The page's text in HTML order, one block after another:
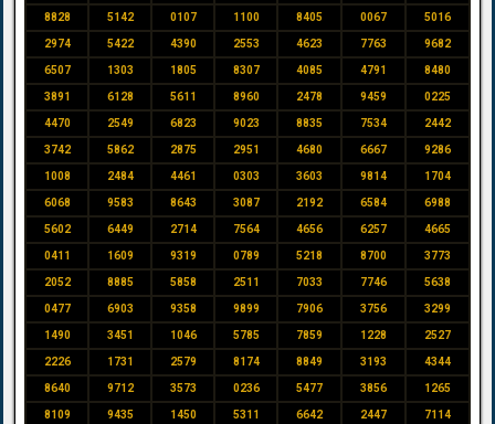
8828 5142 0107 1100 8405 0067 5016
2974 5422 4390 2553 4623 7763 9682
6507 1303 1805 8307 4085 4791 8480
3891 6128 5611 8960 2478 9459 0225
4470 2549 6823 9023 8835 7534 2442
3742 5862 2875 2951 4680 6667 9286
1008 2484 4461 0303 3603 9814 1704
6068 9583 8643 3087 2192 6584 6988
5602 6449 2714 7564 4656 6257 4665
0411 1609 9319 0789 5218 8700 3773
2052 8885 5858 2511 7033 7746 5638
0477 6903 9358 9899 7906 3756 3299
1490 3451 1046 5785 7859 1228 2527
2226 1731 2579 8174 8849 3193 4344
8640 9712 3573 0236 5477 3856 1265
8109 9435 1450 5311 6642 2447 7114